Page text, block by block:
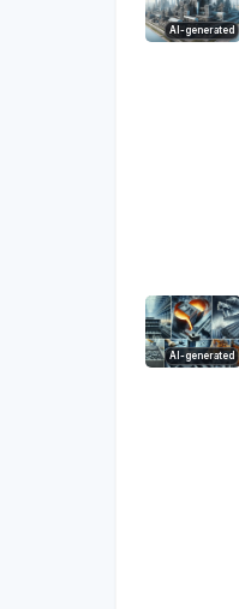
AI-generated
AI-generated